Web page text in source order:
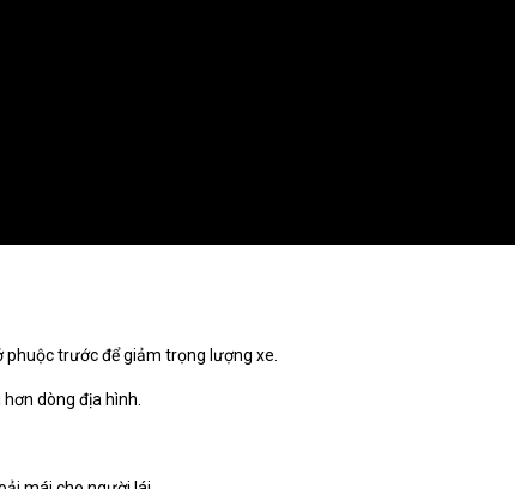
phuộc trước để giảm trọng lượng xe.
dòng địa hình.